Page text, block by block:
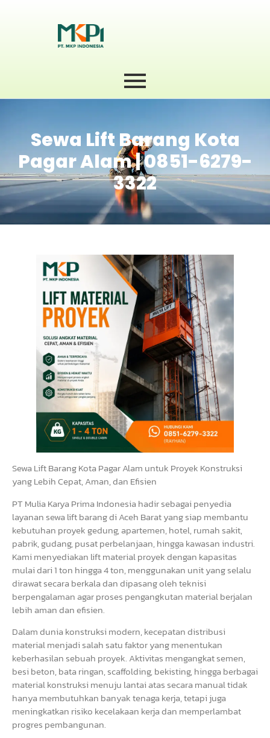
Sewa Lift Barang Kota
Pagar Alam | 0851-6279-
3322
Sewa Lift Barang Kota Pagar Alam untuk Proyek Konstruksi
yang Lebih Cepat, Aman, dan Efisien
PT Mulia Karya Prima Indonesia hadir sebagai penyedia
layanan sewa lift barang di Aceh Barat yang siap membantu
kebutuhan proyek gedung, apartemen, hotel, rumah sakit,
pabrik, gudang, pusat perbelanjaan, hingga kawasan industri.
Kami menyediakan lift material proyek dengan kapasitas
mulai dari 1 ton hingga 4 ton, menggunakan unit yang selalu
dirawat secara berkala dan dipasang oleh teknisi
berpengalaman agar proses pengangkutan material berjalan
lebih aman dan efisien.
Dalam dunia konstruksi modern, kecepatan distribusi
material menjadi salah satu faktor yang menentukan
keberhasilan sebuah proyek. Aktivitas mengangkat semen,
besi beton, bata ringan, scaffolding, bekisting, hingga berbagai
material konstruksi menuju lantai atas secara manual tidak
hanya membutuhkan banyak tenaga kerja, tetapi juga
meningkatkan risiko kecelakaan kerja dan memperlambat
progres pembangunan.